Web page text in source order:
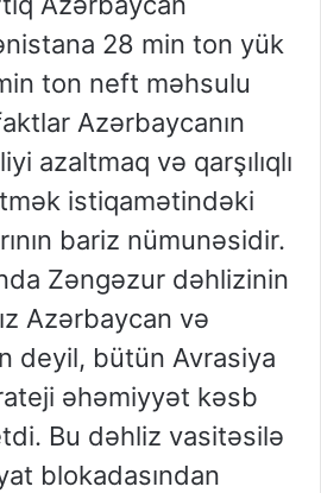
28 min ton yük
ton neft məhsulu
Azərbaycanın
azaltmaq və qarşılıqlı
istiqamətindəki
bariz nümunəsidir.
Zəngəzur dəhlizinin
Azərbaycan və
deyil, bütün Avrasiya
əhəmiyyət kəsb
Bu dəhliz vasitəsilə
blokadasından